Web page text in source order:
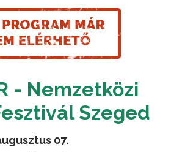
- Nemzetközi
Szeged
07.